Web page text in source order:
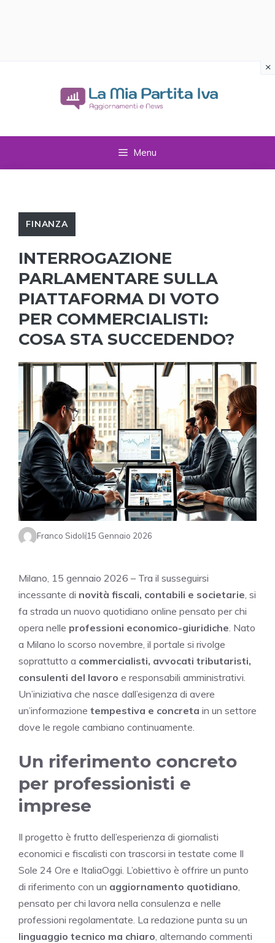
Menu
FINANZA
INTERROGAZIONE
PARLAMENTARE SULLA
PIATTAFORMA DI VOTO
PER COMMERCIALISTI:
COSA STA SUCCEDENDO?
Franco Sidoli 15 Gennaio 2026
Milano, 15 gennaio 2026 – Tra il susseguirsi
incessante di novità fiscali, contabili e societarie , si
fa strada un nuovo quotidiano online pensato per chi
opera nelle professioni economico-giuridiche . Nato
a Milano lo scorso novembre, il portale si rivolge
soprattutto a commercialisti, avvocati tributaristi,
consulenti del lavoro e responsabili amministrativi.
Un’iniziativa che nasce dall’esigenza di avere
un’informazione tempestiva e concreta in un settore
dove le regole cambiano continuamente.
Un riferimento concreto
per professionisti e
imprese
Il progetto è frutto dell’esperienza di giornalisti
economici e fiscalisti con trascorsi in testate come Il
Sole 24 Ore e ItaliaOggi. L’obiettivo è offrire un punto
di riferimento con un aggiornamento quotidiano
pensato per chi lavora nella consulenza e nelle
professioni regolamentate. La redazione punta su un
linguaggio tecnico ma chiaro , alternando commenti
×